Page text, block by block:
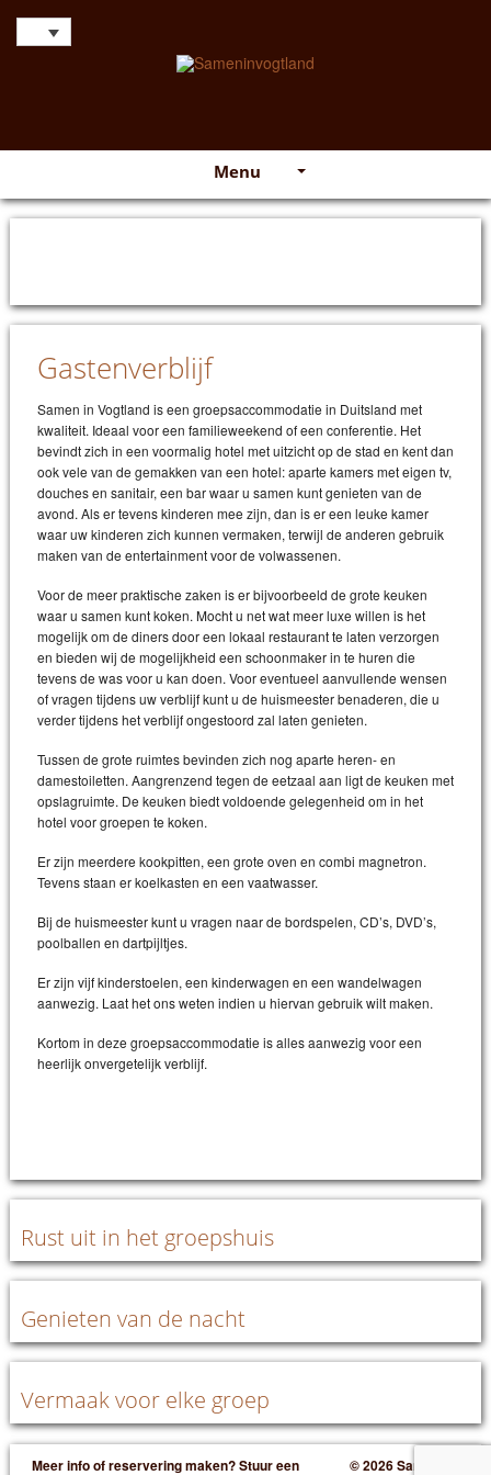
Menu
Gastenverblijf
Samen in Vogtland is een groepsaccommodatie in Duitsland met
kwaliteit. Ideaal voor een familieweekend of een conferentie. Het
bevindt zich in een voormalig hotel met uitzicht op de stad en kent dan
ook vele van de gemakken van een hotel: aparte kamers met eigen tv,
douches en sanitair, een bar waar u samen kunt genieten van de
avond. Als er tevens kinderen mee zijn, dan is er een leuke kamer
waar uw kinderen zich kunnen vermaken, terwijl de anderen gebruik
maken van de entertainment voor de volwassenen.
Voor de meer praktische zaken is er bijvoorbeeld de grote keuken
waar u samen kunt koken. Mocht u net wat meer luxe willen is het
mogelijk om de diners door een lokaal restaurant te laten verzorgen
en bieden wij de mogelijkheid een schoonmaker in te huren die
tevens de was voor u kan doen. Voor eventueel aanvullende wensen
of vragen tijdens uw verblijf kunt u de huismeester benaderen, die u
verder tijdens het verblijf ongestoord zal laten genieten.
Tussen de grote ruimtes bevinden zich nog aparte heren- en
damestoiletten. Aangrenzend tegen de eetzaal aan ligt de keuken met
opslagruimte. De keuken biedt voldoende gelegenheid om in het
hotel voor groepen te koken.
Er zijn meerdere kookpitten, een grote oven en combi magnetron.
Tevens staan er koelkasten en een vaatwasser.
Bij de huismeester kunt u vragen naar de bordspelen, CD’s, DVD’s,
poolballen en dartpijltjes.
Er zijn vijf kinderstoelen, een kinderwagen en een wandelwagen
aanwezig. Laat het ons weten indien u hiervan gebruik wilt maken.
Kortom in deze groepsaccommodatie is alles aanwezig voor een
heerlijk onvergetelijk verblijf.
Rust uit in het groepshuis
Genieten van de nacht
Vermaak voor elke groep
Meer info of reservering maken? Stuur een © 2026 Samen in